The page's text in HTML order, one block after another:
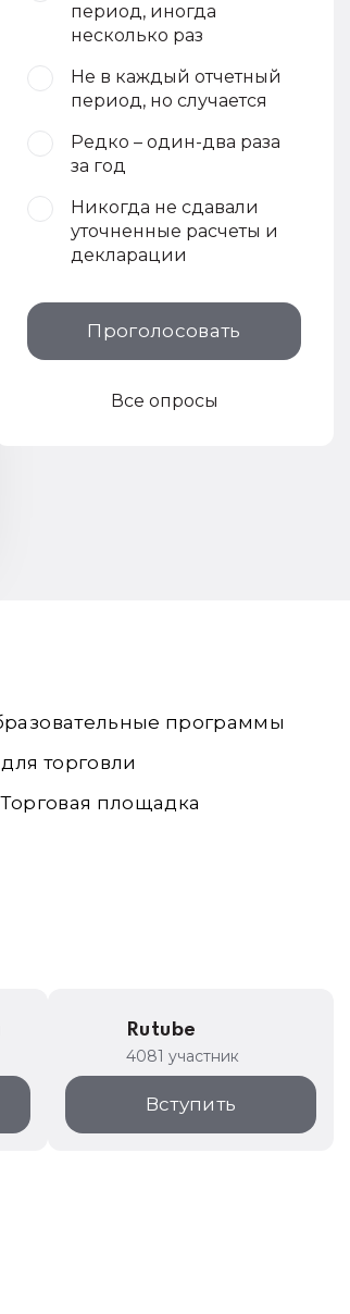
период, иногда
несколько раз
Не в каждый отчетный
период, но случается
Редко – один-два раза
за год
Никогда не сдавали
уточненные расчеты и
декларации
Проголосовать
Все опросы
программы
для торговли
площадка
Rutube
4081 участник
Вступить